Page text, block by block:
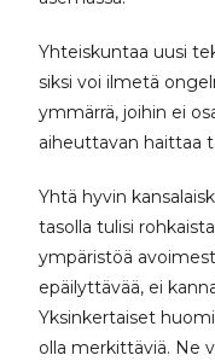
Yhteiskuntaa uusi
siksi voi ilmetä
ymmärrä, joihin ei
aiheuttavan haittaa
Yhtä hyvin
tasolla tulisi
ympäristöä
epäilyttävää, ei
Yksinkertaiset
olla merkittäviä. Ne